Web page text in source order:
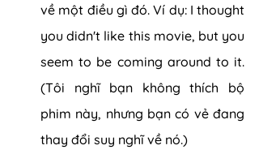
về một điều gì đó. Ví dụ: I thought
you didn't like this movie, but you
seem to be coming around to it.
(Tôi nghĩ bạn không thích bộ
phim này, nhưng bạn có vẻ đang
thay đổi suy nghĩ về nó.)